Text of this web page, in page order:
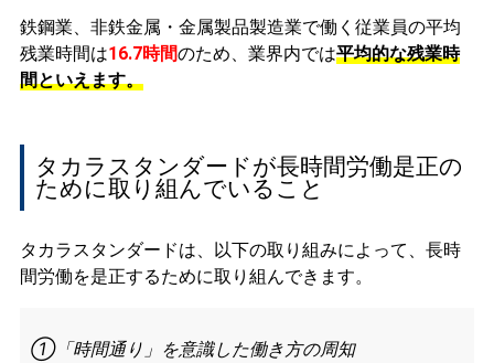
鉄鋼業、非鉄金属・金属製品製造業で働く従業員の平均
残業時間は16.7時間のため、業界内では平均的な残業時
間といえます。
タカラスタンダードが長時間労働是正の
ために取り組んでいること
タカラスタンダードは、以下の取り組みによって、長時
間労働を是正するために取り組んできます。
①「時間通り」を意識した働き方の周知